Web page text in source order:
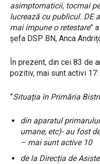
asimptomaticii, tocmai
lucrează cu publicul. DE
mai impune o retestare”
șefa DSP BN, Anca
În prezent, din cei 83 de
pozitiv, mai sunt activi 17:
”Situația în Primăria
din aparatul
umane, etc)- au fost
– mai sunt active 10
de la Direcția de